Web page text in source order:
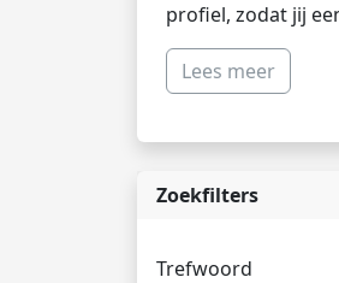
profiel, zodat jij
Lees meer
Zoekfilters
Trefwoord